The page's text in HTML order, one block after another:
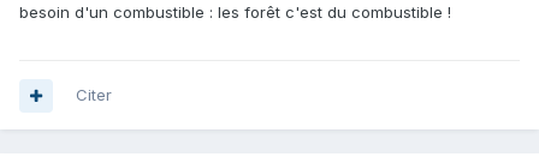
besoin d'un combustible : les forêt c'est du combustible !
Citer